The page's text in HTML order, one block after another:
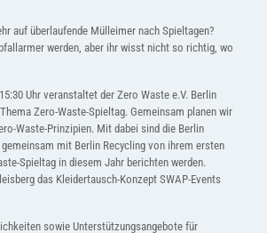
auf überlaufende Mülleimer nach Spieltagen?
werden, aber ihr wisst nicht so richtig, wo
Uhr veranstaltet der Zero Waste e.V. Berlin
Zero-Waste-Spieltag. Gemeinsam planen wir
Waste-Prinzipien. Mit dabei sind die Berlin
mit Berlin Recycling von ihrem ersten
Spieltag in diesem Jahr berichten werden.
das Kleidertausch-Konzept SWAP-Events
sowie Unterstützungsangebote für